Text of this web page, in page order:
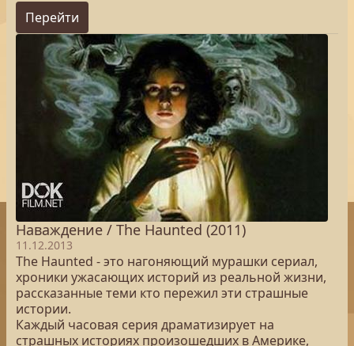
Перейти
Наваждение / The Haunted (2011)
11.12.2013
The Haunted - это нагоняющий мурашки сериал,
хроники ужасающих историй из реальной жизни,
рассказанные теми кто пережил эти страшные
истории.
Каждый часовая серия драматизирует на
страшных историях произошедших в Америке,